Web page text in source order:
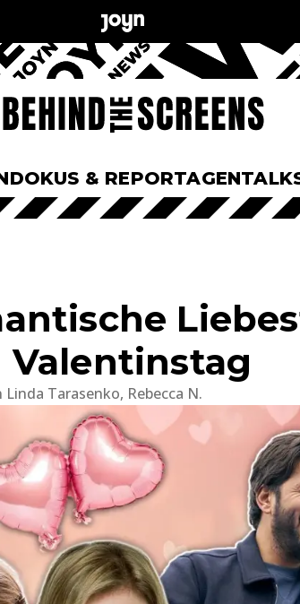
DOKUS & REPORTAGEN
Linda Tarasenko, Rebecca N.